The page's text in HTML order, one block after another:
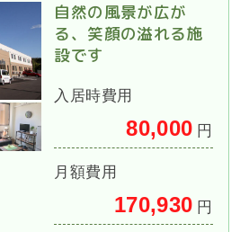
自然の風景が広が
る、笑顔の溢れる施
設です
入居時費用
80,000 円
月額費用
170,930 円